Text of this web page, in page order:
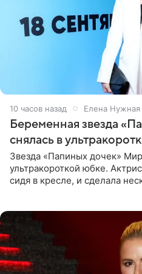
10 часов назад Елена Нужная
Беременная звезда
снялась в
Звезда «Папиных дочек»
ультракороткой юбке.
сидя в кресле, и сделала